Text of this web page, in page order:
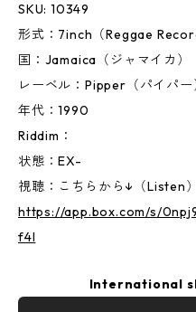
SKU: 10349
形式：7inch（Reggae
国：Jamaica（ジャマイカ）
レーベル：Pipper（パイパー
年代：1990
Riddim：
状態：EX-
視聴：こちらから↓（Listen）
https://app.box.com/s/
f4l
International